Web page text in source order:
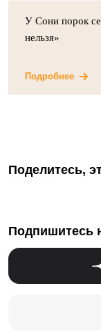
У Сони порок
нельзя»
Подробнее
Поделитесь,
Подпишитесь